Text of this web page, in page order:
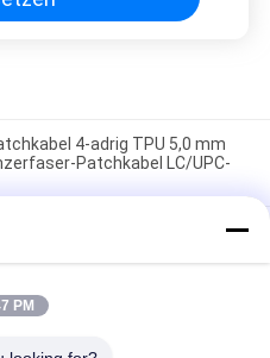
4-adrig TPU 5,0 mm
Patchkabel LC/UPC-
Patchkabel LC zu
Glasfaser-
Kunststoff-Kabeltrommel
Optic Patch Cord MTP zu
PM